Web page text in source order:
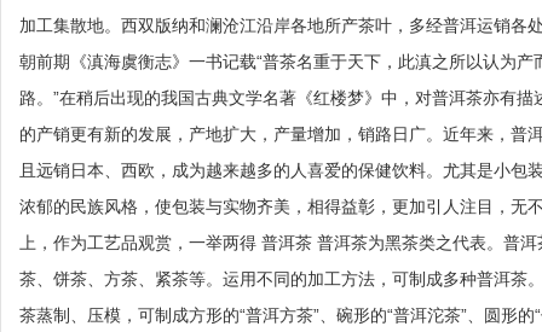
加工集散地。西双版纳和澜沧江沿岸各地所产茶叶，多经普洱运销
朝前期《滇海虞衡志》一书记载“普茶名重于天下，此滇之所以认为
路。”在稍后出现的我国古典文学名著《红楼梦》中，对普洱茶亦有
的产销更有新的发展，产地扩大，产量增加，销路日广。近年来，
且远销日本、西欧，成为越来越多的人喜爱的保健饮料。尤其是小
浓郁的民族风格，使包装与实物齐美，相得益彰，更加引人注目，
上，作为工艺品观赏，一举两得 普洱茶 普洱茶为黑茶类之代表。普
茶、饼茶、方茶、紧茶等。运用不同的加工方法，可制成多种普洱
茶蒸制、压模，可制成方形的“普洱方茶”、碗形的“普洱沱茶”、圆形